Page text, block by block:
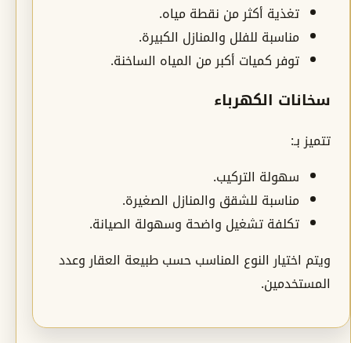
تغذية أكثر من نقطة مياه.
مناسبة للفلل والمنازل الكبيرة.
توفر كميات أكبر من المياه الساخنة.
سخانات الكهرباء
تتميز بـ:
سهولة التركيب.
مناسبة للشقق والمنازل الصغيرة.
تكلفة تشغيل واضحة وسهولة الصيانة.
ويتم اختيار النوع المناسب حسب طبيعة العقار وعدد
المستخدمين.